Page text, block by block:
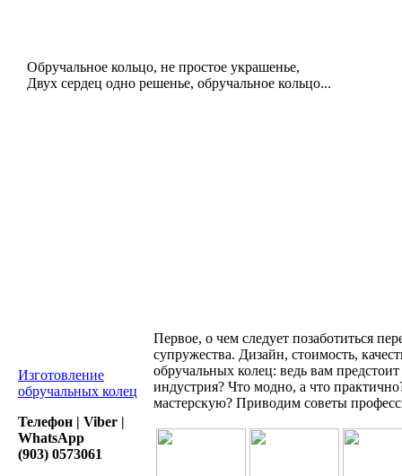
Обручальное кольцо, не простое украшенье,
Двух сердец одно решенье, обручальное кольцо...
Изготовление
обручальных колец
Телефон | Viber |
WhatsApp
(903) 0573061
Первое, о чем следует позаботиться
супружества. Дизайн, стоимость,
обручальных колец: ведь вам
индустрия? Что модно, а что
мастерскую? Приводим советы